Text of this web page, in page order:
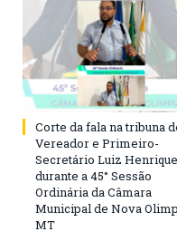
Corte da fala na tribuna
Vereador e Primeiro-
Secretário Luiz
durante a 45° Sessão
Ordinária da Câmara
Municipal de Nova
MT